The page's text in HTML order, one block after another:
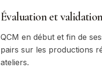
Évaluation et
QCM en début et fin de
pairs sur les productions
ateliers.